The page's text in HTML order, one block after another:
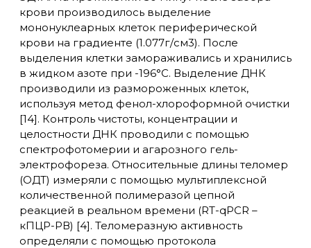
крови производилось выделение
мононуклеарных клеток периферической
крови на градиенте (1.077г/см3). После
выделения клетки замораживались и хранились
в жидком азоте при -196°C. Выделение ДНК
производили из размороженных клеток,
используя метод фенол-хлороформной очистки
[14]. Контроль чистоты, концентрации и
целостности ДНК проводили с помощью
спектрофотомерии и агарозного гель-
электрофореза. Относительные длины теломер
(ОДТ) измеряли с помощью мультиплексной
количественной полимеразой цепной
реакцией в реальном времени (RT-qPCR –
кПЦР-РВ) [4]. Теломеразную активность
определяли с помощью протокола